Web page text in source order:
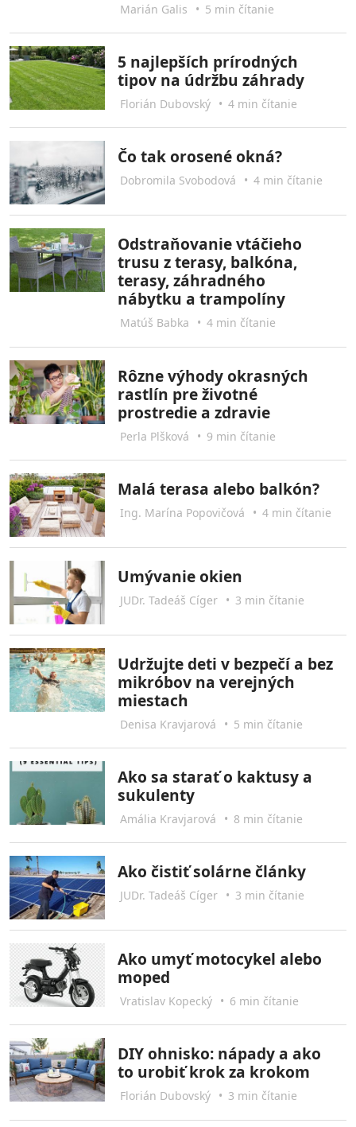
Marián Galis • 5 min čítanie
5 najlepších prírodných
tipov na údržbu záhrady
Florián Dubovský • 4 min čítanie
Čo tak orosené okná?
Dobromila Svobodová • 4 min čítanie
Odstraňovanie vtáčieho
trusu z terasy, balkóna,
terasy, záhradného
nábytku a trampolíny
Matúš Babka • 4 min čítanie
Rôzne výhody okrasných
rastlín pre životné
prostredie a zdravie
Perla Plšková • 9 min čítanie
Malá terasa alebo balkón?
Ing. Marína Popovičová • 4 min čítanie
Umývanie okien
JUDr. Tadeáš Cíger • 3 min čítanie
Udržujte deti v bezpečí a bez
mikróbov na verejných
miestach
Denisa Kravjarová • 5 min čítanie
Ako sa starať o kaktusy a
sukulenty
Amália Kravjarová • 8 min čítanie
Ako čistiť solárne články
JUDr. Tadeáš Cíger • 3 min čítanie
Ako umyť motocykel alebo
moped
Vratislav Kopecký • 6 min čítanie
DIY ohnisko: nápady a ako
to urobiť krok za krokom
Florián Dubovský • 3 min čítanie